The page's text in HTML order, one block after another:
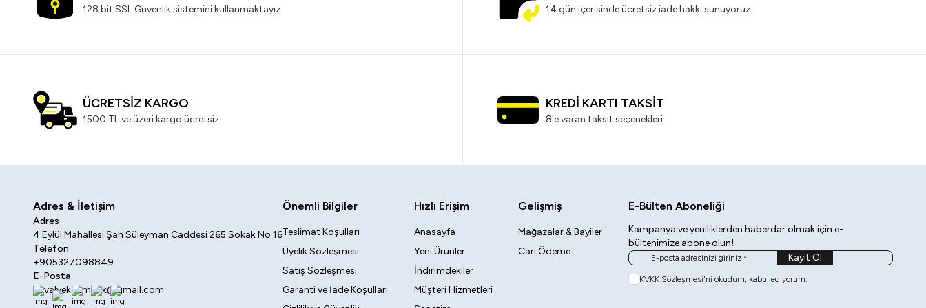
128 bit SSL Güvenlik sistemini kullanmaktayız 14 gün içerisinde ücretsiz iade hakkı sunuyoruz
ÜCRETSİZ KARGO
1500 TL ve üzeri kargo ücretsiz.
KREDİ KARTI TAKSİT
8'e varan taksit seçenekleri
Adres & İletişim
Adres
4 Eylül Mahallesi Şah Süleyman Caddesi 265 Sokak No 16
Telefon
+905327098849
E-Posta
sovalyekozmetik@gmail.com
Önemli Bilgiler
Teslimat Koşulları
Üyelik Sözleşmesi
Satış Sözleşmesi
Garanti ve İade Koşulları
Hızlı Erişim
Anasayfa
Yeni Ürünler
İndirimdekiler
Müşteri Hizmetleri
Gelişmiş
Mağazalar & Bayiler
Cari Ödeme
E-Bülten Aboneliği
Kampanya ve yeniliklerden haberdar olmak için e-
bültenimize abone olun!
Kayıt Ol
KVKK Sözleşmesi'ni okudum, kabul ediyorum.